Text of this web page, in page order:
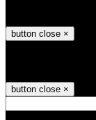
button close ×
button close ×